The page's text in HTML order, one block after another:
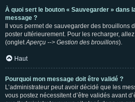
À quoi sert le bouton « Sauvegarder » dans
message ?
Il vous permet de sauvegarder des brouillons
poster ultérieurement. Pour les recharger,
(ongletAperçu --> Gestion des brouillons).
Haut
Pourquoi mon message doit être validé ?
L’administrateur peut avoir décidé que les
vous postez nécessitent d’être validés avant